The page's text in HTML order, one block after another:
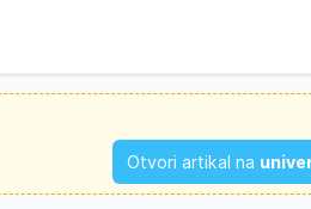
Otvori artikal na